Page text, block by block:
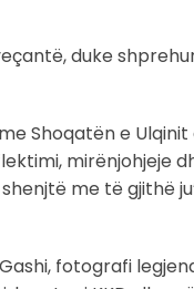
duke
Shoqatën e Ulqinit
mirënjohjeje
me të gjithë
fotografi